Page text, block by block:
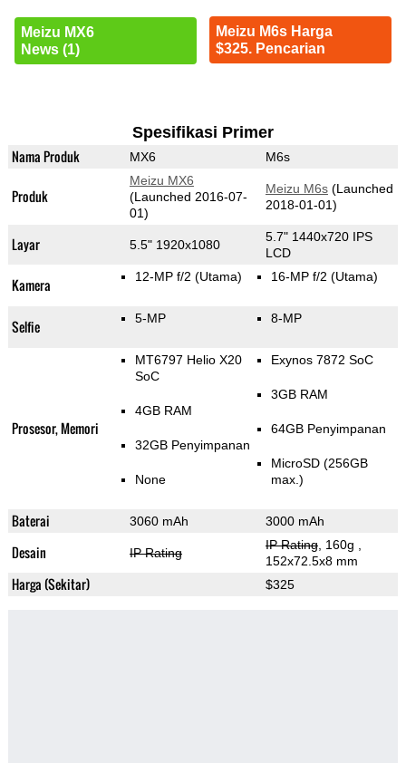
Meizu MX6
News (1)
Meizu M6s Harga
$325. Pencarian
Spesifikasi Primer
Nama Produk MX6 M6s
Produk
Meizu MX6
(Launched 2016-07-
01)
Meizu M6s(Launched
2018-01-01)
Layar 5.5" 1920x1080
5.7" 1440x720 IPS
LCD
Kamera 12-MP f/2 (Utama) 16-MP f/2 (Utama)
Selfie 5-MP 8-MP
Prosesor, Memori
MT6797 Helio X20
SoC
4GB RAM
32GB Penyimpanan
None
Exynos 7872 SoC
3GB RAM
64GB Penyimpanan
MicroSD (256GB
max.)
Baterai 3060 mAh 3000 mAh
Desain IP Rating
IP Rating, 160g
152x72.5x8 mm
Harga (Sekitar) $325